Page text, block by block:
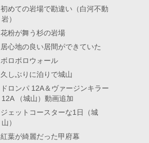
初めての岩場で勘違い（白河不動
岩）
花粉が舞う杉の岩場
居心地の良い居間ができていた
ボロボロウォール
久しぶりに泊りで城山
ドロンパ 12A＆ヴァージンキラー
12A （城山）動画追加
ジェットコースターな1日（城
山）
紅葉が綺麗だった甲府幕